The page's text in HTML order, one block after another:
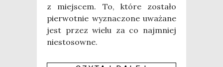
z miej­scem. To, któ­re zosta­ło
pier­wot­nie wyzna­czo­ne uwa­ża­ne
jest przez wie­lu za co naj­mniej
nie­sto­sow­ne.